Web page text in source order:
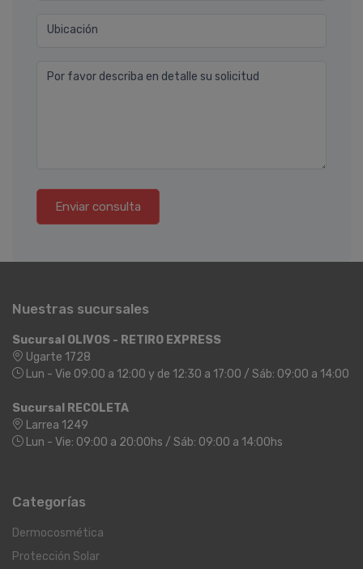
Ubicación
Por favor describa en detalle su solicitud
Enviar consulta
Nuestras sucursales
Sucursal OLIVOS - RETIRO EXPRESS
Ugarte 1728
Lun - Vie 09:00 a 12:00 y de 12:30 a 17:00 / Sáb: 09:00 a 14:00
Sucursal RECOLETA
Larrea 1249
Lun - Vie: 09:00 a 20:00hs / Sáb: 09:00 a 14:00hs
Categorías
Dermocosmética
Protección Solar